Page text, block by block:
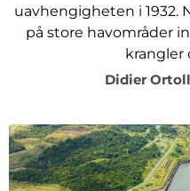
uavhengigheten i 1932.
på store havområder
krangler
Didier